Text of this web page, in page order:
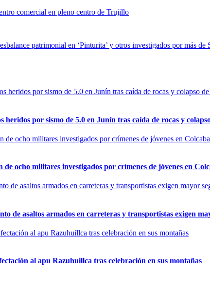
comercial en pleno centro de Trujillo
patrimonial en ‘Pinturita’ y otros investigados por más de
heridos por sismo de 5.0 en Junín tras caída de rocas y
ocho militares investigados por crímenes de jóvenes en
de asaltos armados en carreteras y transportistas exigen
al apu Razuhuillca tras celebración en sus montañas